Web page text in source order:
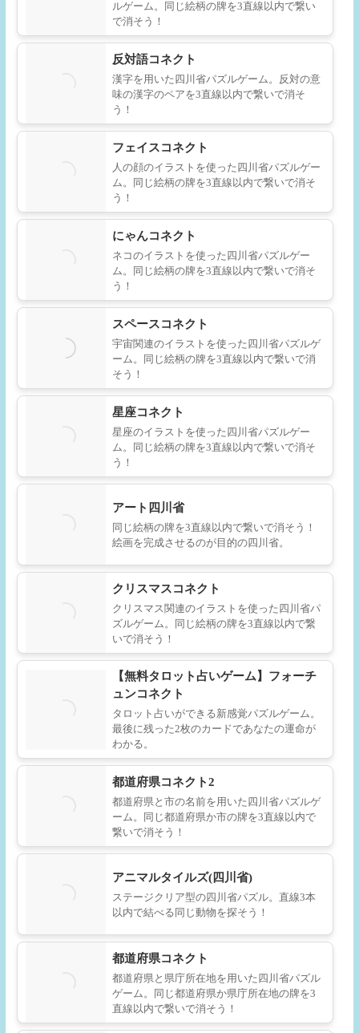
ルゲーム。同じ絵柄の牌を3直線以内で繋い
で消そう！
反対語コネクト
漢字を用いた四川省パズルゲーム。反対の意
味の漢字のペアを3直線以内で繋いで消そ
う！
フェイスコネクト
人の顔のイラストを使った四川省パズルゲー
ム。同じ絵柄の牌を3直線以内で繋いで消そ
う！
にゃんコネクト
ネコのイラストを使った四川省パズルゲー
ム。同じ絵柄の牌を3直線以内で繋いで消そ
う！
スペースコネクト
宇宙関連のイラストを使った四川省パズルゲ
ーム。同じ絵柄の牌を3直線以内で繋いで消
そう！
星座コネクト
星座のイラストを使った四川省パズルゲー
ム。同じ絵柄の牌を3直線以内で繋いで消そ
う！
アート四川省
同じ絵柄の牌を3直線以内で繋いで消そう！
絵画を完成させるのが目的の四川省。
クリスマスコネクト
クリスマス関連のイラストを使った四川省パ
ズルゲーム。同じ絵柄の牌を3直線以内で繋
いで消そう！
【無料タロット占いゲーム】フォーチ
ュンコネクト
タロット占いができる新感覚パズルゲーム。
最後に残った2枚のカードであなたの運命が
わかる。
都道府県コネクト2
都道府県と市の名前を用いた四川省パズルゲ
ーム。同じ都道府県か市の牌を3直線以内で
繋いで消そう！
アニマルタイルズ(四川省)
ステージクリア型の四川省パズル。直線3本
以内で結べる同じ動物を探そう！
都道府県コネクト
都道府県と県庁所在地を用いた四川省パズル
ゲーム。同じ都道府県か県庁所在地の牌を3
直線以内で繋いで消そう！